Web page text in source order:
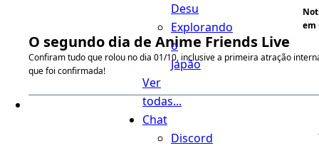
Desu
Explorando
o
Japão
Ver
todas...
Chat
Discord
em
O segundo dia de Anime Friends Live
Confiram tudo que rolou no dia 01/10, inclusive a primeira atração
que foi confirmada!